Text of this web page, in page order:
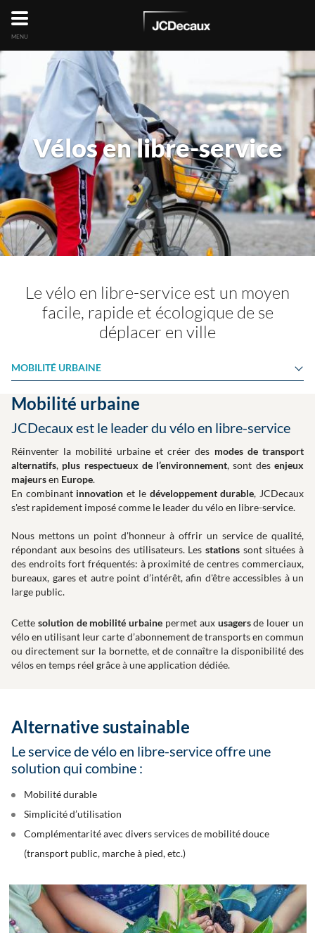
MENU
Vélos en libre-service
Le vélo en libre-service est un moyen
facile, rapide et écologique de se
déplacer en ville
MOBILITÉ URBAINE
Mobilité urbaine
JCDecaux est le leader du vélo en libre-service
Réinventer la mobilité urbaine et créer des modes de transport
alternatifs, plus respectueux de l’environnement, sont desenjeux
majeursen Europe.
En combinantinnovation et le développement durable, JCDecaux
s'est rapidement imposé comme le leader du vélo en libre-service.
Nous mettons un point d'honneur à offrir un service de qualité,
répondant aux besoins des utilisateurs. Les stations sont situées à
des endroits fort fréquentés: à proximité de centres commerciaux,
bureaux, gares et autre point d’intérêt, afin d'être accessibles à un
large public.
Cette solution de mobilité urbaine permet aux usagersde louer un
vélo en utilisant leur carte d’abonnement de transports en commun
ou directement sur la bornette, et de connaître la disponibilité des
vélos en temps réel grâce à une application dédiée.
Alternative sustainable
Le service de vélo en libre-service offre une
solution qui combine :
Mobilité durable
Simplicité d’utilisation
Complémentarité avec divers services de mobilité douce
(transport public, marche à pied, etc.)